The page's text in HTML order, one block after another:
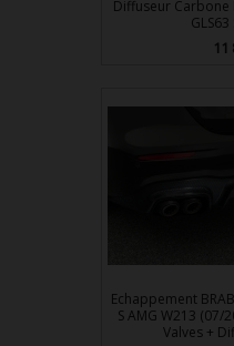
Diffuseur Carbone
11
Echappement
S AMG W213 (07/
Valves +